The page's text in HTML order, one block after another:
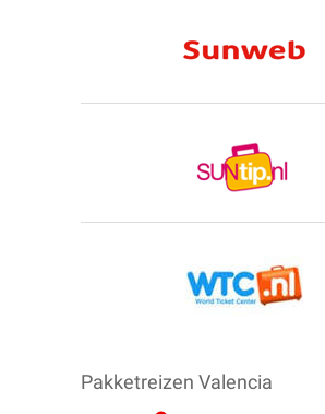
Pakketreizen Valencia